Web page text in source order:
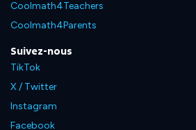
Coolmath4Teachers
Coolmath4Parents
Suivez-nous
TikTok
X / Twitter
Instagram
Facebook